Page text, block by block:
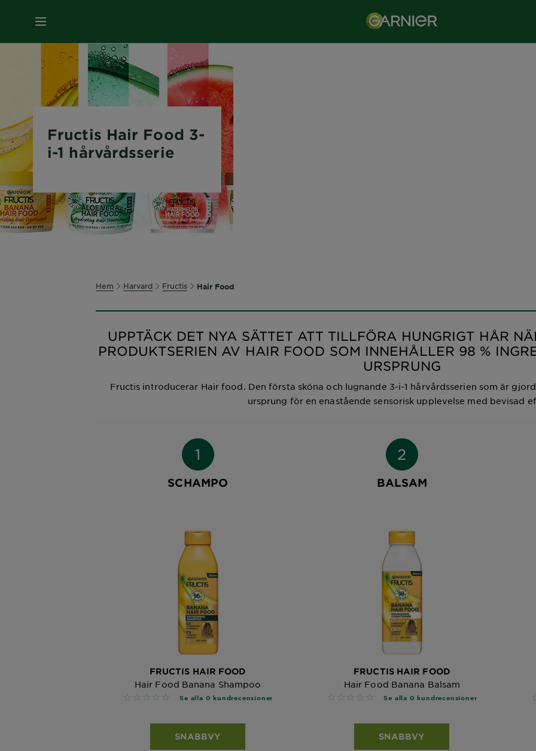
MENY
Fructis Hair Food 3-
i-1 hårvårdsserie
Hem Harvard Fructis Hair Food
UPPTÄCK DET NYA SÄTTET ATT TILLFÖRA HUNGRIGT HÅR
PRODUKTSERIEN AV HAIR FOOD SOM INNEHÅLLER 98 %
URSPRUNG
Fructis introducerar Hair food. Den första sköna och lugnande 3-i-1 hårvårdsserien som är
ursprung för en enastående sensorisk upplevelse med bevisad
SCHAMPO
FRUCTIS HAIR FOOD
Hair Food Banana Shampoo
No reviews Se alla 0 kundrecensioner
SNABBVY
BALSAM
FRUCTIS HAIR FOOD
Hair Food Banana Balsam
No reviews Se alla 0 kundrecensioner
SNABBVY